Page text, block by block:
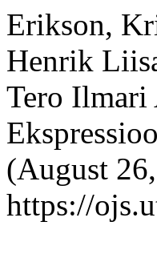
Erikson,
Henrik
Tero
(August
https://